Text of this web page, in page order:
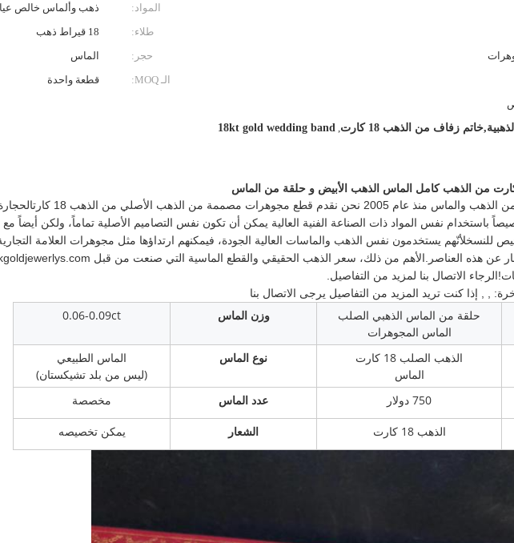
المواد:
ذهب وألماس خالص عيار 18
طلاء:
18 قيراط ذهب
حجر:
الماس
الـ MOQ:
قطعة واحدة
زفاف من الذهب 18 كارت ,
18kt gold wedding band
نحن صانع مجوهرات من الذهب والماس
باستخدام نفس المواد ذات الصناعة الفنية العالية يمكن أن تكون نفس التصاميم الأصلية تماماً، ولكن أيضاً
للنسخلأنّهم يستخدمون نفس الذهب والماسات العالية الجودة، فيمكنهم ارتداؤها مثل مجوهرات العلامة
, , إذا كنت تريد المزيد من التفاصيل يرجى الاتصال بنا
حلقة من الماس الذهبي الصلب
الماس المجوهرات
وزن الماس 0.06-0.09ct
الذهب الصلب 18 كارت
الماس
نوع الماس
الماس الطبيعي
(ليس من بلد تشيكستان)
750 دولار عدد الماس مخصصة
الذهب 18 كارت الشعار يمكن تخصيصه